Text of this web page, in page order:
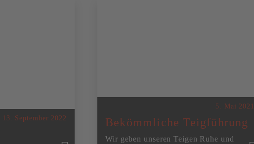
13. September 2022
5. Mai 2021
Bekömmliche Teigführung
Wir geben unseren Teigen Ruhe und